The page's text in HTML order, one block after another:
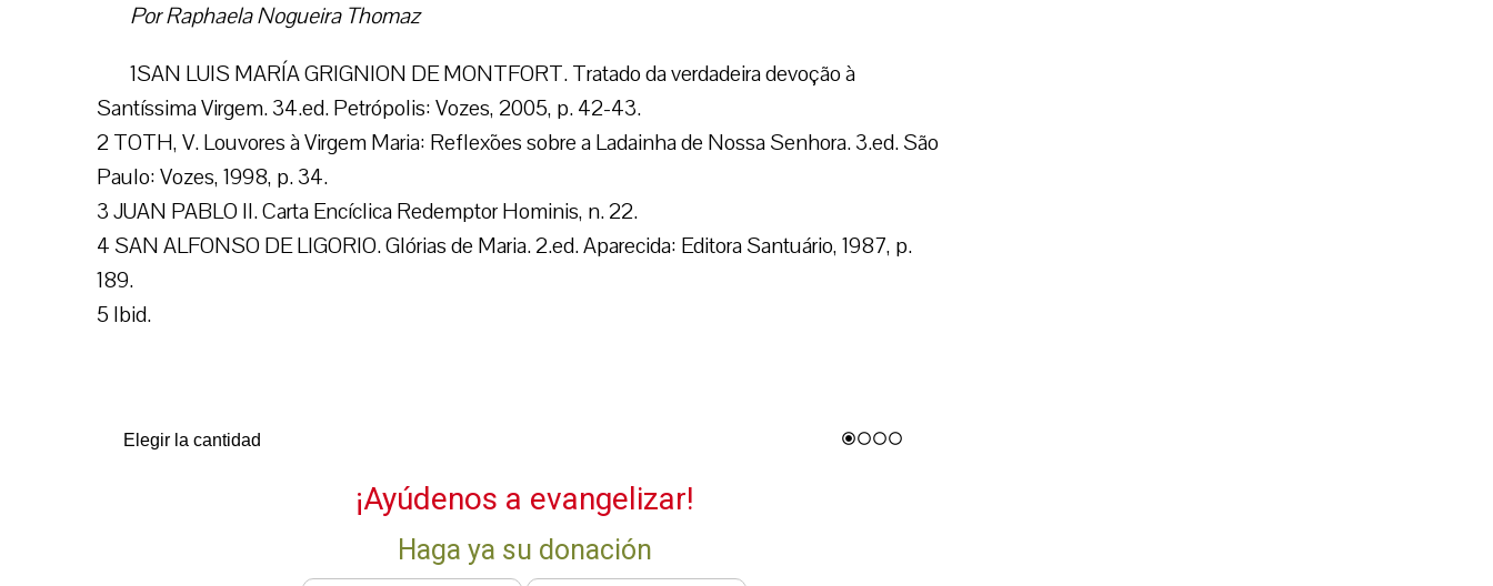
Por Raphaela Nogueira Thomaz
1SAN LUIS MARÍA GRIGNION DE MONTFORT. Tratado da verdadeira devoção à
Santíssima Virgem. 34.ed. Petrópolis: Vozes, 2005, p. 42-43.
2 TOTH, V. Louvores à Virgem Maria: Reflexões sobre a Ladainha de Nossa Senhora. 3.ed. São
Paulo: Vozes, 1998, p. 34.
3 JUAN PABLO II. Carta Encíclica Redemptor Hominis, n. 22.
4 SAN ALFONSO DE LIGORIO. Glórias de Maria. 2.ed. Aparecida: Editora Santuário, 1987, p.
189.
5 Ibid.